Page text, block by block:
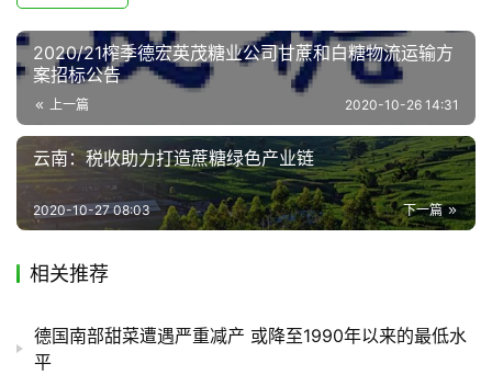
频
道
产
业
链
销
储
2020/21榨季德宏英茂糖业公司甘蔗和白糖物流运输方
案招标公告
上一篇 2020-10-26 14:31
云南：税收助力打造蔗糖绿色产业链
下一篇
2020-10-27 08:03
相关推荐
德国南部甜菜遭遇严重减产 或降至1990年以来的最低水
平